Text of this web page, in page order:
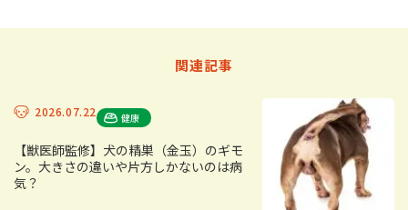
関連記事
2026.07.22 健康
【獣医師監修】犬の精巣（金玉）のギモ
ン。大きさの違いや片方しかないのは病
気？